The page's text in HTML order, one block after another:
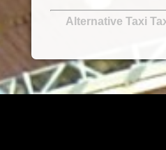
Alternative Taxi